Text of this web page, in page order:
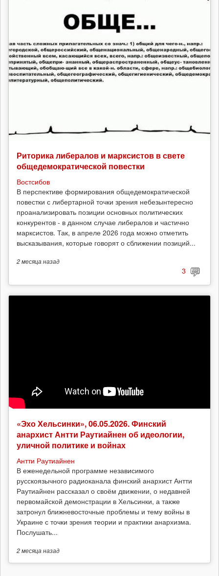
Риторика либералов и марксистов в свете
общедемократической повестки
Востсибов
В перспективе формирования общедемократической
повестки с либертарной точки зрения небезынтересно
проанализировать позиции основных политических
конкурентов - в данном случае либералов и частично
марксистов. Так, в апреле 2026 года можно отметить
высказывания, которые говорят о сближении позиций...
2 месяцаназад
3
«Эхо Хельсинки», 06.05.2026. Финский
анархист Антти Раутиайнен об идеологии,
уличной политике и войнах
Антти Раутиайнен
В еженедельной программе независимого
русскоязычного радиоканала финский анархист Антти
Раутиайнен рассказал о своём движении, о недавней
первомайской демонстрации в Хельсинки, а также
затронул ближневосточные проблемы и тему войны в
Украине с точки зрения теории и практики анархизма.
Послушать...
2 месяцаназад